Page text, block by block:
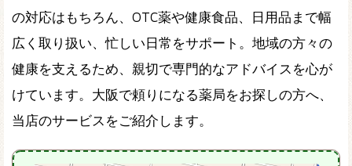
の対応はもちろん、OTC薬や健康食品、日用品まで幅
広く取り扱い、忙しい日常をサポート。地域の方々の
健康を支えるため、親切で専門的なアドバイスを心が
けています。大阪で頼りになる薬局をお探しの方へ、
当店のサービスをご紹介します。